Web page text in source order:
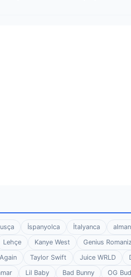
İspanyolca İtalyanca
Lehçe Kanye West
Genius
Taylor Swift Juice WRLD
Lil Baby Bad Bunny
OG